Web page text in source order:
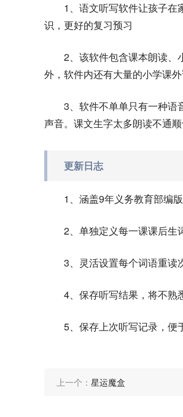
1、语文听写软件让孩子在
识，更好的复习预习
2、该软件包含课本朗读、
外，软件内还有大量的小学课
3、软件不单单只有一种语
声音。课文生字太多朗读不通
更新日志
1、涵盖9年义务教育部编
2、单独定义每一课课后生
3、灵活设置每个词语重读
4、保存听写结果，将不熟
5、保存上次听写记录，便
上一个： 星运魔盒